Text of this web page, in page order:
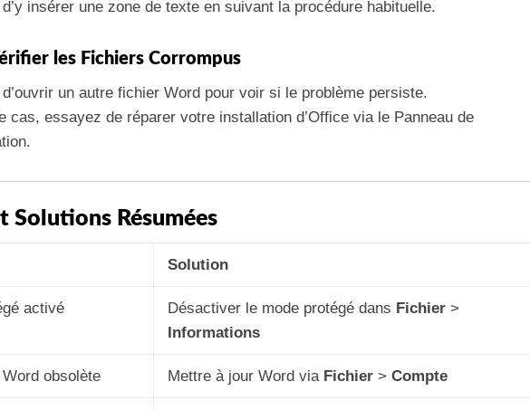
insérer une zone de texte en suivant la procédure habituelle.
les Fichiers Corrompus
un autre fichier Word pour voir si le problème persiste.
cas, essayez de réparer votre installation d’Office via le Panneau de
Solutions Résumées
Solution
activé Désactiver le mode protégé dans Fichier >
Informations
obsolète Mettre à jour Word via Fichier > Compte